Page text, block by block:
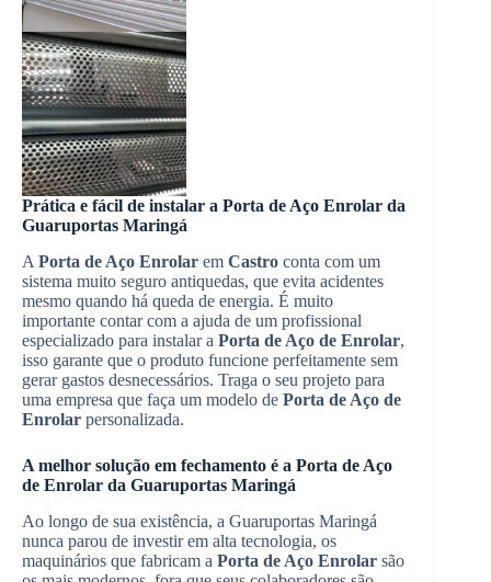
Prática e fácil de instalar a Porta de Aço Enrolar da
Guaruportas Maringá
A Porta de Aço Enrolar em Castro conta com um
sistema muito seguro antiquedas, que evita acidentes
mesmo quando há queda de energia. É muito
importante contar com a ajuda de um profissional
especializado para instalar a Porta de Aço de Enrolar,
isso garante que o produto funcione perfeitamente sem
gerar gastos desnecessários. Traga o seu projeto para
uma empresa que faça um modelo de Porta de Aço de
Enrolar personalizada.
A melhor solução em fechamento é a Porta de Aço
de Enrolar da Guaruportas Maringá
Ao longo de sua existência, a Guaruportas Maringá
nunca parou de investir em alta tecnologia, os
maquinários que fabricam a Porta de Aço Enrolar são